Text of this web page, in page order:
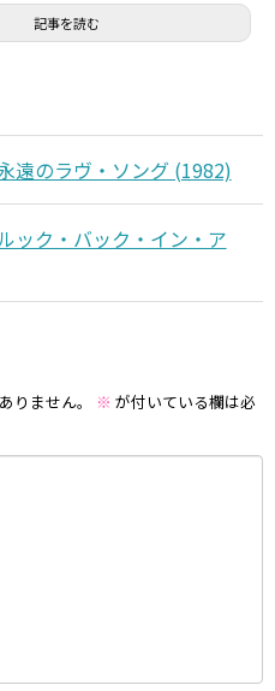
記事を読む
遠のラヴ・ソング (1982)
ック・バック・イン・ア
りません。 ※ が付いている欄は必